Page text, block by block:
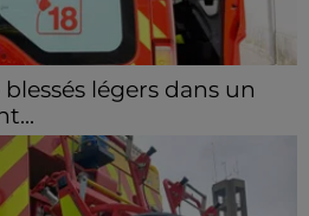
légers dans un
perturbée ce samedi
hauteur de Barjouville à la
trois véhicules. Quatre...